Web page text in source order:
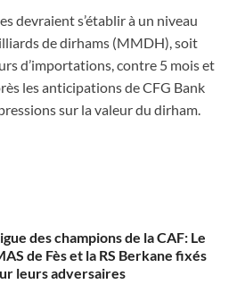
devraient s’établir à un niveau
de dirhams (MMDH), soit
d’importations, contre 5 mois et
les anticipations de CFG Bank
sur la valeur du dirham.
des champions de la CAF: Le
de Fès et la RS Berkane fixés
leurs adversaires